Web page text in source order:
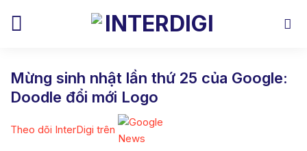
Mừng sinh nhật lần thứ 25 của Google:
Doodle đổi mới Logo
Theo dõi InterDigi trên